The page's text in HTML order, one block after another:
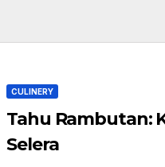
CULINERY
Tahu Rambutan:
Selera